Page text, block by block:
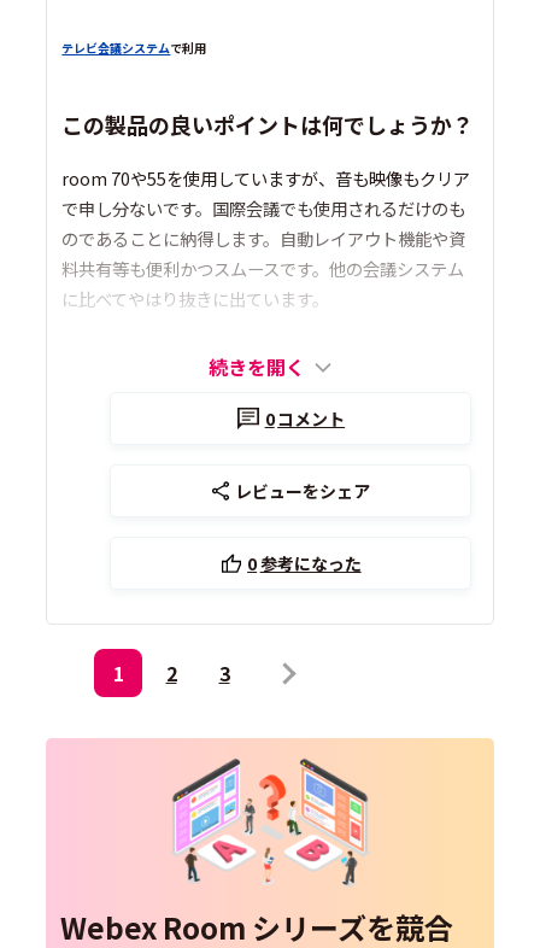
テレビ会議システムで利用
この製品の良いポイントは何でしょうか？
room 70や55を使用していますが、音も映像もクリア
で申し分ないです。国際会議でも使用されるだけのも
のであることに納得します。自動レイアウト機能や資
料共有等も便利かつスムースです。他の会議システム
に比べてやはり抜きに出ています。
続きを開く
0コメント
レビューをシェア
0参考になった
1 2 3
Webex Room シリーズを競合